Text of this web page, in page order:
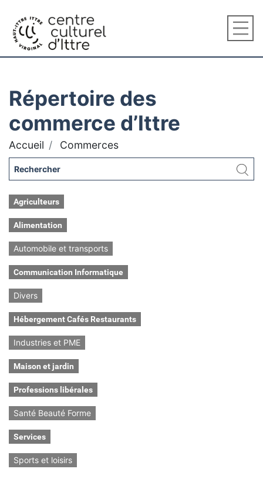
Répertoire des
commerce d’Ittre
Accueil Commerces
Agriculteurs
Alimentation
Automobile et transports
Communication Informatique
Divers
Hébergement Cafés Restaurants
Industries et PME
Maison et jardin
Professions libérales
Santé Beauté Forme
Services
Sports et loisirs